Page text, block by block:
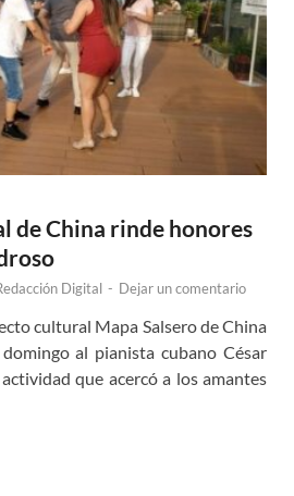
de China rinde honores
Digital - Dejar un comentario
cultural Mapa Salsero de China
al pianista cubano César
que acercó a los amantes